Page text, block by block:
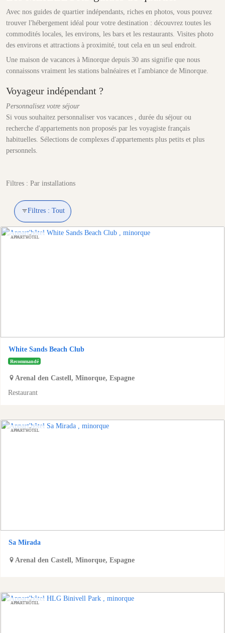
Avec nos guides de quartier indépendants, riches en photos, vous pouvez
trouver l'hébergement idéal pour votre destination : découvrez toutes les
commodités locales, les environs, les bars et les restaurants. Visites photo
des environs et attractions à proximité, tout cela en un seul endroit.
Une maison de vacances à Minorque depuis 30 ans signifie que nous
connaissons vraiment les stations balnéaires et l'ambiance de Minorque.
Voyageur indépendant ?
Personnalisez votre séjour
Si vous souhaitez personnaliser vos vacances , durée du séjour ou
recherche d'appartements non proposés par les voyagiste français
habituelles. Sélections de complexes d'appartements plus petits et plus
personnels.
Filtres : Par installations
Filtres : Tout
APPART'HÔTEL
White Sands Beach Club
Recommandé
Arenal den Castell , Minorque, Espagne
Restaurant
APPART'HÔTEL
Sa Mirada
Arenal den Castell, Minorque, Espagne
APPART'HÔTEL